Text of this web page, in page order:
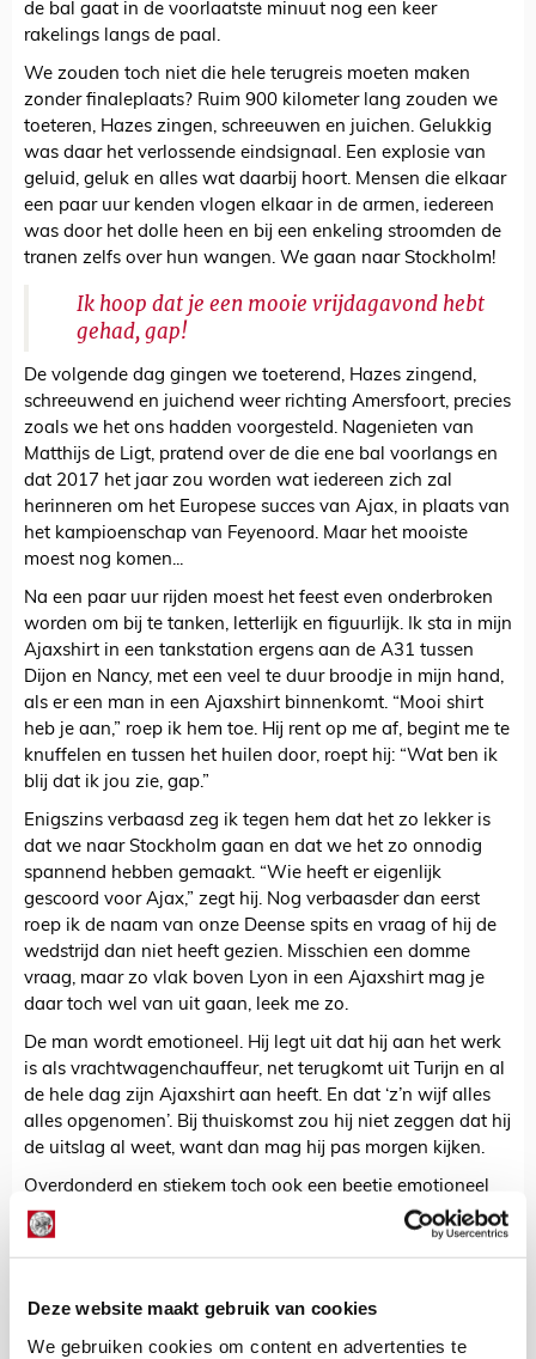
Deze website maakt gebruik van cookies
We gebruiken cookies om content en advertenties te
de bal gaat in de voorlaatste minuut nog een keer
rakelings langs de paal.
We zouden toch niet die hele terugreis moeten maken
zonder finaleplaats? Ruim 900 kilometer lang zouden we
toeteren, Hazes zingen, schreeuwen en juichen. Gelukkig
was daar het verlossende eindsignaal. Een explosie van
geluid, geluk en alles wat daarbij hoort. Mensen die elkaar
een paar uur kenden vlogen elkaar in de armen, iedereen
was door het dolle heen en bij een enkeling stroomden de
tranen zelfs over hun wangen. We gaan naar Stockholm!
Ik hoop dat je een mooie vrijdagavond hebt
gehad, gap!
De volgende dag gingen we toeterend, Hazes zingend,
schreeuwend en juichend weer richting Amersfoort, precies
zoals we het ons hadden voorgesteld. Nagenieten van
Matthijs de Ligt, pratend over de die ene bal voorlangs en
dat 2017 het jaar zou worden wat iedereen zich zal
herinneren om het Europese succes van Ajax, in plaats van
het kampioenschap van Feyenoord. Maar het mooiste
moest nog komen...
Na een paar uur rijden moest het feest even onderbroken
worden om bij te tanken, letterlijk en figuurlijk. Ik sta in mijn
Ajaxshirt in een tankstation ergens aan de A31 tussen
Dijon en Nancy, met een veel te duur broodje in mijn hand,
als er een man in een Ajaxshirt binnenkomt. “Mooi shirt
heb je aan,” roep ik hem toe. Hij rent op me af, begint me te
knuffelen en tussen het huilen door, roept hij: “Wat ben ik
blij dat ik jou zie, gap.”
Enigszins verbaasd zeg ik tegen hem dat het zo lekker is
dat we naar Stockholm gaan en dat we het zo onnodig
spannend hebben gemaakt. “Wie heeft er eigenlijk
gescoord voor Ajax,” zegt hij. Nog verbaasder dan eerst
roep ik de naam van onze Deense spits en vraag of hij de
wedstrijd dan niet heeft gezien. Misschien een domme
vraag, maar zo vlak boven Lyon in een Ajaxshirt mag je
daar toch wel van uit gaan, leek me zo.
De man wordt emotioneel. Hij legt uit dat hij aan het werk
is als vrachtwagenchauffeur, net terugkomt uit Turijn en al
de hele dag zijn Ajaxshirt aan heeft. En dat ‘z’n wijf alles
alles opgenomen’. Bij thuiskomst zou hij niet zeggen dat hij
de uitslag al weet, want dan mag hij pas morgen kijken.
Overdonderd en stiekem toch ook een beetje emotioneel
verlaat ik het tankstation. Wat zijn we toch een fijne club.
Ik hoop dat je een mooie vrijdagavond hebt gehad, gap!
Gastblogger
Bekijk alle berichten van Gastblogger